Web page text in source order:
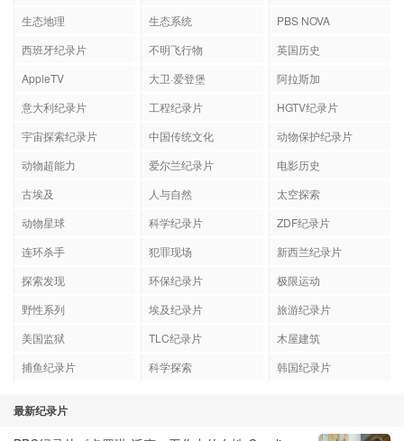
生态地理
生态系统
PBS NOVA
西班牙纪录片
不明飞行物
英国历史
AppleTV
大卫·爱登堡
阿拉斯加
意大利纪录片
工程纪录片
HGTV纪录片
宇宙探索纪录片
中国传统文化
动物保护纪录片
动物超能力
爱尔兰纪录片
电影历史
古埃及
人与自然
太空探索
动物星球
科学纪录片
ZDF纪录片
连环杀手
犯罪现场
新西兰纪录片
探索发现
环保纪录片
极限运动
野性系列
埃及纪录片
旅游纪录片
美国监狱
TLC纪录片
木屋建筑
捕鱼纪录片
科学探索 韩国纪录片
最新纪录片